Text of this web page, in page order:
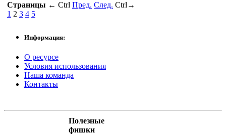
Страницы ← Ctrl Пред. След. Ctrl →
1 2 3 4 5
Информация:
О ресурсе
Условия использования
Наша команда
Контакты
Полезные
фишки